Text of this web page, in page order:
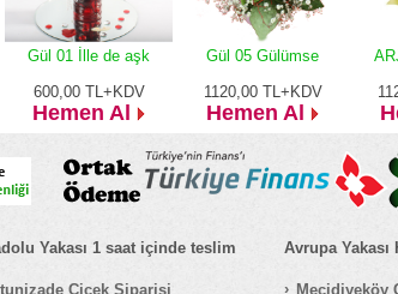
Gül 01 İlle de aşk
600,00 TL+KDV
Hemen Al
Gül 05 Gülümse
1120,00 TL+KDV
Hemen Al
Yakası 1 saat içinde teslim
Çiçek Siparişi
Avrupa Yakası
Mecidiyeköy